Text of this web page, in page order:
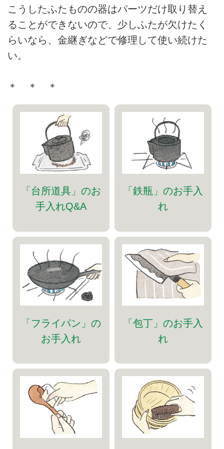
こうしたふたものの器はパーツだけ取り替え
ることができないので、少しふたが欠けたく
らいなら、金継ぎなどで修理して使い続けた
い。
＊ ＊ ＊
「台所道具」のお
手入れQ&A
「鉄瓶」のお手入
れ
「フライパン」の
お手入れ
「包丁」のお手入
れ